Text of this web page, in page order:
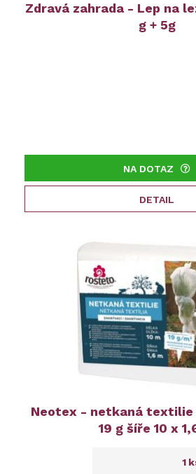
Zdravá zahrada - Lep na
g + 5g
NA DOTAZ
DETAIL
Neotex - netkaná
19 g šíře 10 x